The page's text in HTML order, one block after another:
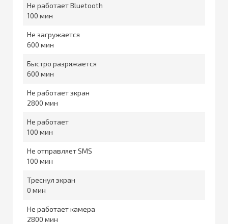
Не работает Bluetooth
100
Не загружается
600
Быстро разряжается
600
Не работает экран
2800
Не работает
100
Не отправляет SMS
100
Треснул экран
0
Не работает камера
2800